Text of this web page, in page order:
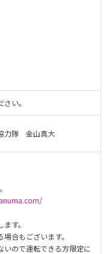
い。
力隊　金山真大
す。
合もございます。
ので運転できる方限定に